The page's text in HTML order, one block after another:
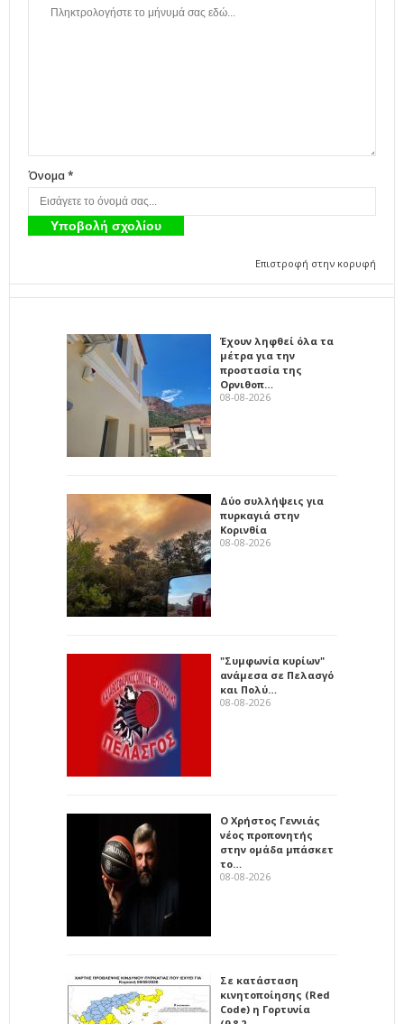
Όνομα *
Επιστροφή στην κορυφή
Έχουν ληφθεί όλα τα
μέτρα για την
προστασία της
Ορνιθοπ…
08-08-2026
Δύο συλλήψεις για
πυρκαγιά στην
Κορινθία
08-08-2026
"Συμφωνία κυρίων"
ανάμεσα σε Πελασγό
και Πολύ…
08-08-2026
Ο Χρήστος Γεννιάς
νέος προπονητής
στην ομάδα μπάσκετ
το…
08-08-2026
Σε κατάσταση
κινητοποίησης (Red
Code) η Γορτυνία